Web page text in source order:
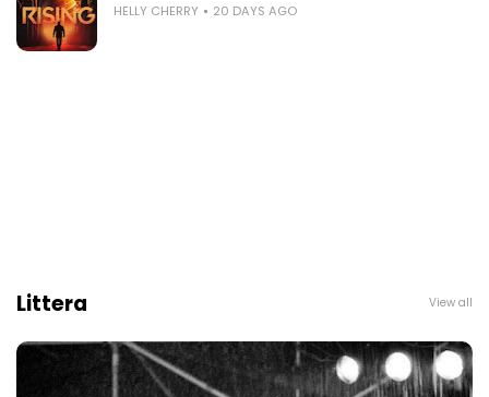
HELLY CHERRY 20 DAYS AGO
Littera View all